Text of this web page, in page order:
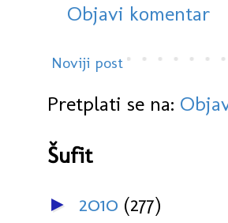
Objavi komentar
Noviji post
Pretplati se na:
Šufit
► 2010 (277)